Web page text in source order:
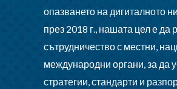
опазването на дигиталното
през 2018 г., нашата цел е да
сътрудничество с местни,
международни органи, за да
стратегии, стандарти и